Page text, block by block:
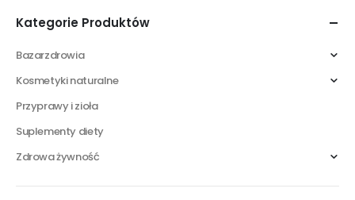
Kategorie Produktów
Bazarzdrowia
Kosmetyki naturalne
Przyprawy i zioła
Suplementy diety
Zdrowa żywność